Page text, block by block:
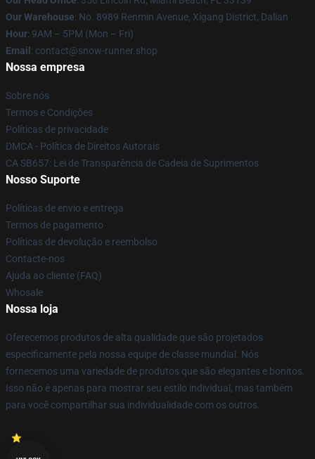
Our Warehouse: No. 8989 Renmin Avenue, Xigang District, Dalian
Hour: 9AM – 5PM (Mon – Fri)
Email : contact@snow-runner.shop
Nossa empresa
Sobre nós
Termos e Condições
Políticas de privacidade
DMCA - Política de Direitos Autorais
CA SB657: Lei de Transparência de Cadeia de Suprimentos
Nosso Suporte
Políticas de envio e entrega
Termos de pagamento
Políticas de devolução e reembolso
Contacte-nos
Ajuda ao cliente (FAQ)
Whosale
Nossa loja
Oferecemos produtos de alta qualidade que são projetados
especificamente pela nossa equipe de classe mundial. Nós
fornecemos uma variedade de produtos que são elegantes e bonitos.
Isso não é apenas para mostrar seu estilo individual, mas também
para você compartilhar sua individualidade com os outros.